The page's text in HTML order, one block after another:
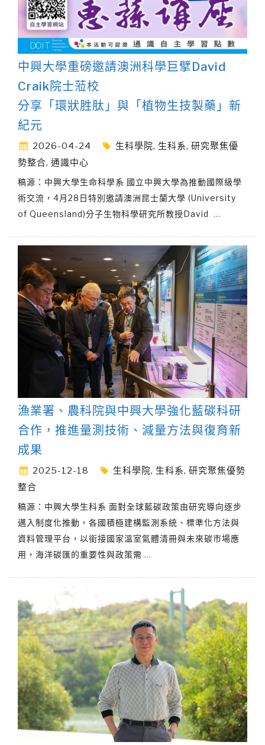
中興大學重磅邀請澳洲科學巨擘David
Craik院士蒞校
分享「環狀胜肽」與「植物生技製藥」新
紀元
2026-04-24 生科學院, 生科系, 研究聚焦優
勢整合, 通識中心
稿源：中興大學生命科學系 國立中興大學為推動國際級學
術交流，4月28日特別邀請澳洲昆士蘭大學 (University
of Queensland)分子生物科學研究所教授David …
漁業署、農科院與中興大學強化藍碳科研
合作，推進量測技術、減量方法與復育新
成果
2025-12-18 生科學院, 生科系, 研究聚焦優勢
整合
稿源：中興大學生科系 面對全球藍碳政策由研究導向逐步
邁入制度化推動，各國積極建構監測系統、標準化方法與
資料管理平台，以銜接國家溫室氣體清冊與未來碳市場應
用，海洋碳匯的重要性與政策需 …